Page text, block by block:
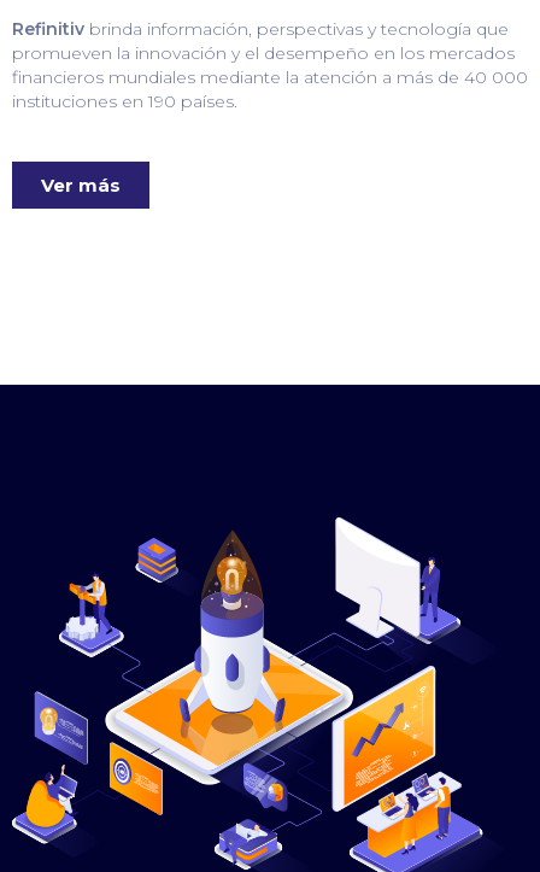
Refinitiv brinda información, perspectivas y tecnología que
promueven la innovación y el desempeño en los mercados
financieros mundiales mediante la atención a más de 40 000
instituciones en 190 países.
Ver más